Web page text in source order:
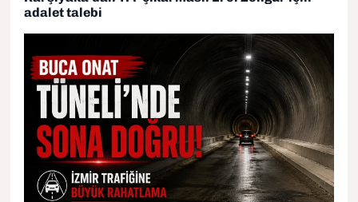
adalet talebi